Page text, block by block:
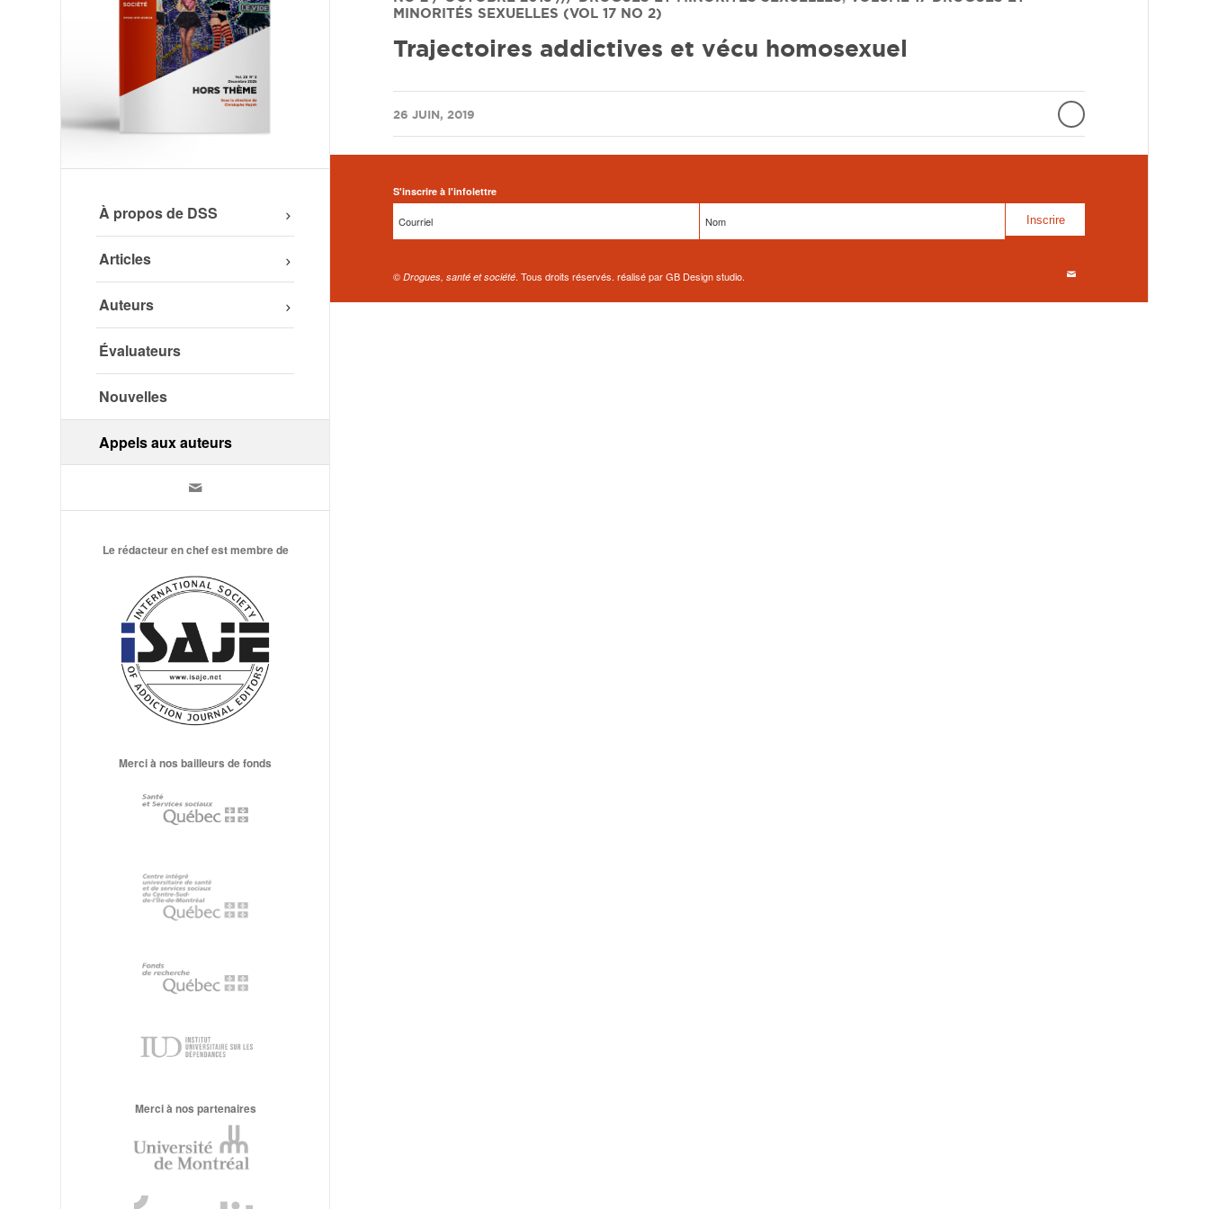
À propos de DSS
Articles
Auteurs
Évaluateurs
Nouvelles
Appels aux auteurs
Le rédacteur en chef est membre de
Merci à nos bailleurs de fonds
Merci à nos partenaires
MINORITÉS SEXUELLES (VOL 17 NO 2)
Trajectoires addictives et vécu homosexuel
26 JUIN, 2019
S'inscrire à l'infolettre
© Drogues, santé et société. Tous droits réservés. réalisé par GB Design studio.